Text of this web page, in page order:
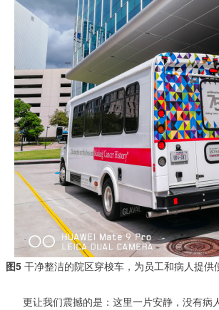
图5 干净整洁的院区穿梭车，为员工和病人提供
更让我们震撼的是：这里一片安静，没有病